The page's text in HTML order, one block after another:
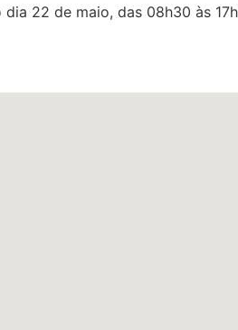
22 de maio, das 08h30 às